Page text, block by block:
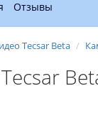
Отзывы
Tecsar Beta